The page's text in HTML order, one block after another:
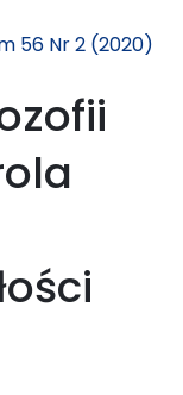
56 Nr 2 (2020)